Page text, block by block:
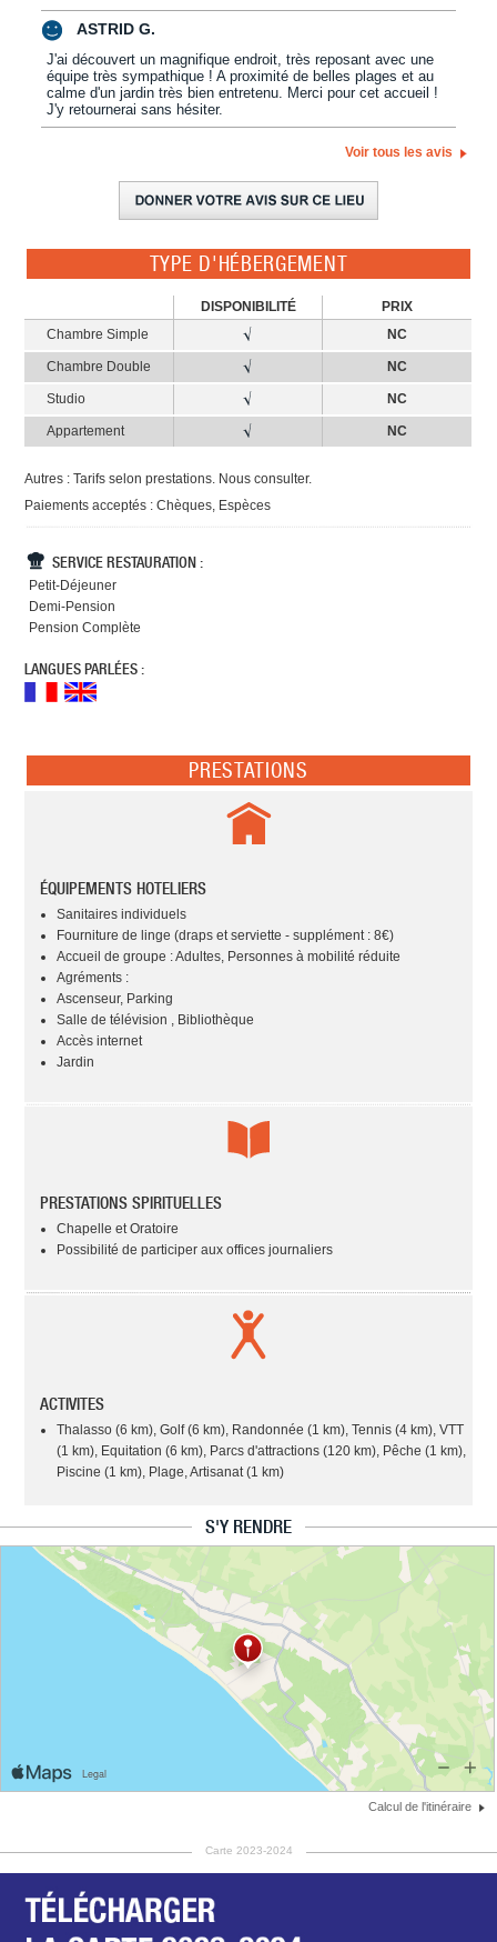
ASTRID G.
J'ai découvert un magnifique endroit, très reposant avec une
équipe très sympathique ! A proximité de belles plages et au
calme d'un jardin très bien entretenu. Merci pour cet accueil !
J'y retournerai sans hésiter.
Voir tous les avis
TYPE D'HÉBERGEMENT
DISPONIBILITÉ
PRIX
Chambre Simple
NC
Chambre Double NC
Studio NC
Appartement NC
Autres : Tarifs selon prestations. Nous consulter.
Paiements acceptés : Chèques, Espèces
SERVICE RESTAURATION :
Petit-Déjeuner
Demi-Pension
Pension Complète
LANGUES PARLÉES :
PRESTATIONS
ÉQUIPEMENTS HOTELIERS
Sanitaires individuels
Fourniture de linge (draps et serviette - supplément : 8€)
Accueil de groupe : Adultes, Personnes à mobilité réduite
Agréments :
Ascenseur, Parking
Salle de télévision , Bibliothèque
Accès internet
Jardin
PRESTATIONS SPIRITUELLES
Chapelle et Oratoire
Possibilité de participer aux offices journaliers
ACTIVITES
Thalasso (6 km), Golf (6 km), Randonnée (1 km), Tennis (4 km), VTT
(1 km), Equitation (6 km), Parcs d'attractions (120 km), Pêche (1 km),
Piscine (1 km), Plage, Artisanat (1 km)
S'Y RENDRE
Calcul de l'itinéraire
Carte 2023-2024